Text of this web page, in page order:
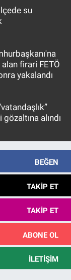
su
firari FETÖ
yakalandı
alındı
BEĞEN
TAKIP ET
TAKIP ET
ABONE OL
İLETIŞIM